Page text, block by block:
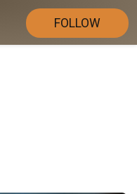
FOLLOW